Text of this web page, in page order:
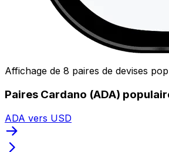
Affichage de 8 paires de devises
Paires Cardano (ADA)
ADA vers USD